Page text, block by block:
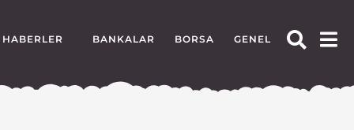
HABERLER BANKALAR BORSA GENEL